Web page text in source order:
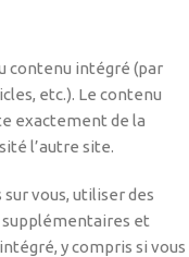
contenu intégré (par
etc.). Le contenu
exactement de la
l’autre site.
vous, utiliser des
et
y compris si vous